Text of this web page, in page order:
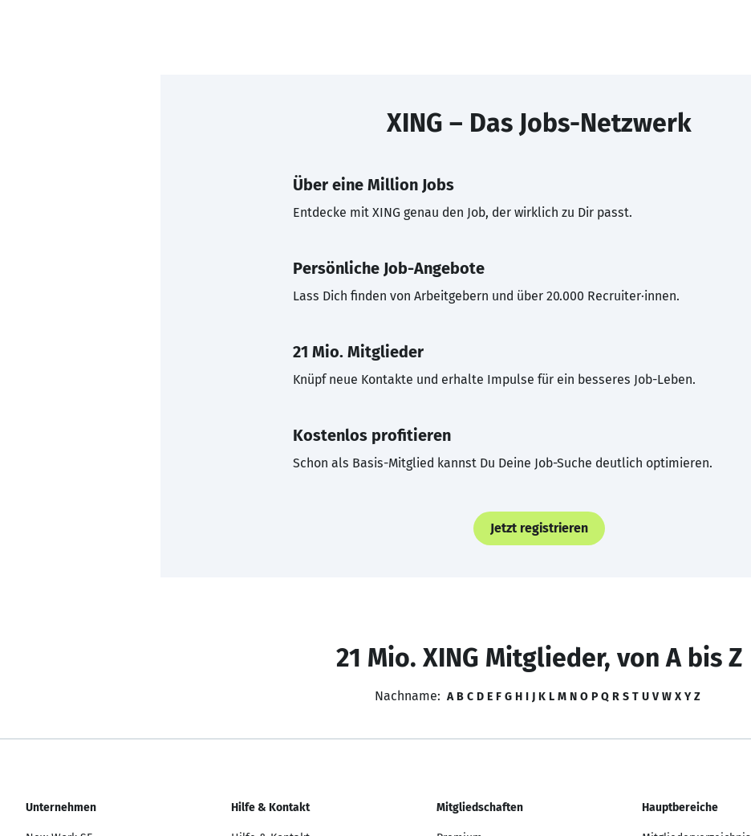
XING – Das Jobs-Netzwerk
Über eine Million Jobs
Entdecke mit XING genau den Job, der wirklich zu Dir passt.
Persönliche Job-Angebote
Lass Dich finden von Arbeitgebern und über 20.000 Recruiter·innen.
21 Mio. Mitglieder
Knüpf neue Kontakte und erhalte Impulse für ein besseres Job-Leben.
Kostenlos profitieren
Schon als Basis-Mitglied kannst Du Deine Job-Suche deutlich optimieren.
Jetzt registrieren
21 Mio. XING Mitglieder, von A bis Z
Nachname: A B C D E F G H I J K L M N O P Q R S T U V W X Y Z
Unternehmen Hilfe & Kontakt Mitgliedschaften Hauptbereiche